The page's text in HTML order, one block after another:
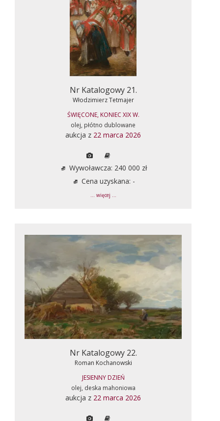
Nr Katalogowy 21.
Włodzimierz Tetmajer
ŚWIĘCONE, KONIEC XIX W.
olej, płótno dublowane
aukcja z 22 marca 2026
Wywoławcza: 240 000 zł
Cena uzyskana: -
... więcej ...
Nr Katalogowy 22.
Roman Kochanowski
JESIENNY DZIEŃ
olej, deska mahoniowa
aukcja z 22 marca 2026